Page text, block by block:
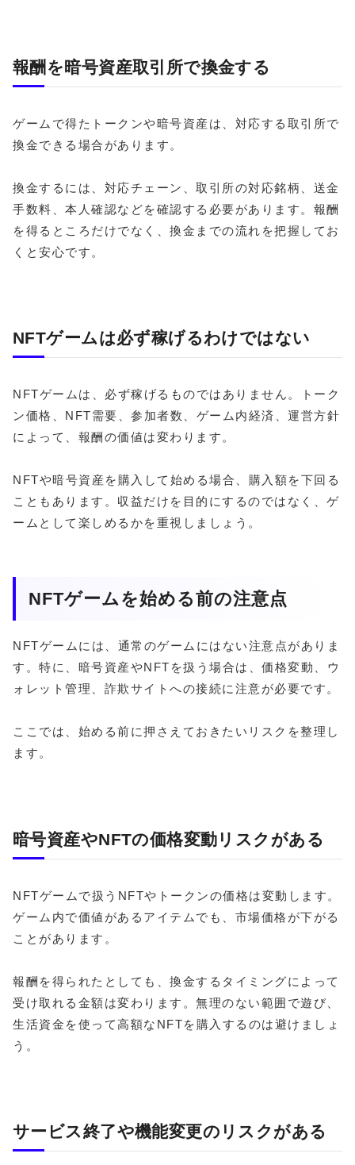
報酬を暗号資産取引所で換金する
ゲームで得たトークンや暗号資産は、対応する取引所で
換金できる場合があります。
換金するには、対応チェーン、取引所の対応銘柄、送金
手数料、本人確認などを確認する必要があります。報酬
を得るところだけでなく、換金までの流れを把握してお
くと安心です。
NFTゲームは必ず稼げるわけではない
NFTゲームは、必ず稼げるものではありません。トーク
ン価格、NFT需要、参加者数、ゲーム内経済、運営方針
によって、報酬の価値は変わります。
NFTや暗号資産を購入して始める場合、購入額を下回る
こともあります。収益だけを目的にするのではなく、ゲ
ームとして楽しめるかを重視しましょう。
NFTゲームを始める前の注意点
NFTゲームには、通常のゲームにはない注意点がありま
す。特に、暗号資産やNFTを扱う場合は、価格変動、ウ
ォレット管理、詐欺サイトへの接続に注意が必要です。
ここでは、始める前に押さえておきたいリスクを整理し
ます。
暗号資産やNFTの価格変動リスクがある
NFTゲームで扱うNFTやトークンの価格は変動します。
ゲーム内で価値があるアイテムでも、市場価格が下がる
ことがあります。
報酬を得られたとしても、換金するタイミングによって
受け取れる金額は変わります。無理のない範囲で遊び、
生活資金を使って高額なNFTを購入するのは避けましょ
う。
サービス終了や機能変更のリスクがある